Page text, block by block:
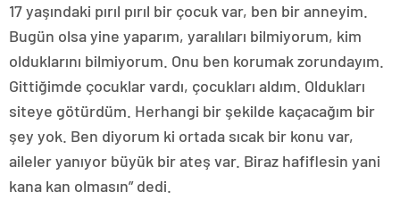
17 yaşındaki pırıl pırıl bir çocuk var, ben bir anneyim.
Bugün olsa yine yaparım, yaralıları bilmiyorum, kim
olduklarını bilmiyorum. Onu ben korumak zorundayım.
Gittiğimde çocuklar vardı, çocukları aldım. Oldukları
siteye götürdüm. Herhangi bir şekilde kaçacağım bir
şey yok. Ben diyorum ki ortada sıcak bir konu var,
aileler yanıyor büyük bir ateş var. Biraz hafiflesin yani
kana kan olmasın” dedi.